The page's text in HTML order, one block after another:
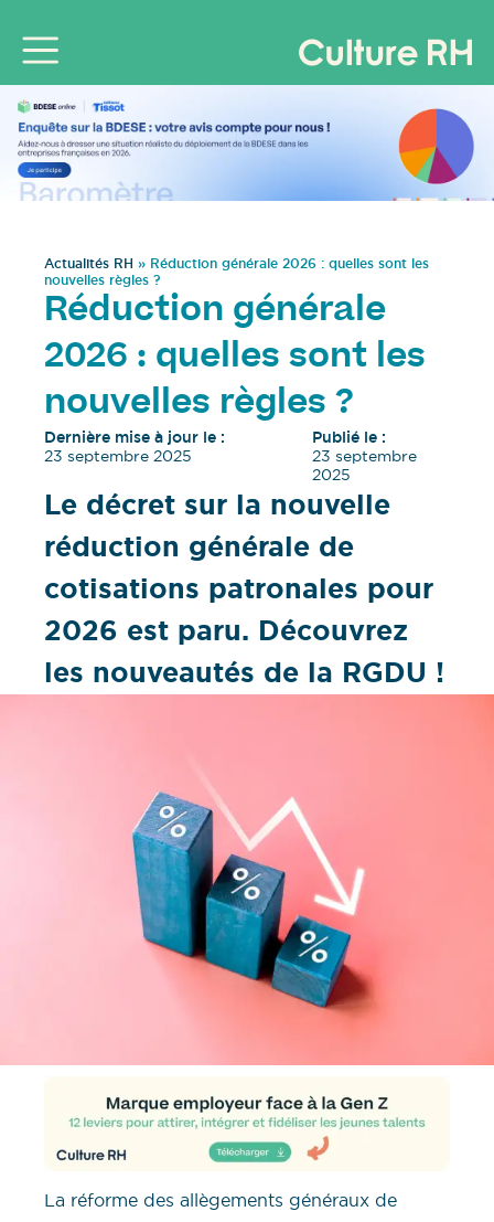
Actualités RH » Réduction générale 2026 : quelles sont les
nouvelles règles ?
Réduction générale
2026 : quelles sont les
nouvelles règles ?
Dernière mise à jour le :
23 septembre 2025
Publié le :
23 septembre
2025
Le décret sur la nouvelle
réduction générale de
cotisations patronales pour
2026 est paru. Découvrez
les nouveautés de la RGDU !
La réforme des allègements généraux de